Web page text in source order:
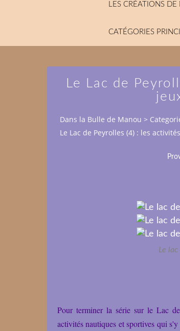
LES CRÉATIONS
CATÉGORIES
Le Lac de
Dans la Bulle de Manou >
Le Lac de Peyrolles (4) : les
Le
Pour terminer la série sur le Lac
activités nautiques et sportives qui